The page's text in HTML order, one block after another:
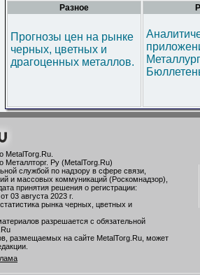
Разное
Прогнозы цен на рынке
черных, цветных и
драгоценных металлов.
MetalTorg.Ru
Металлторг. Ру (MetalTorg.Ru)
службой по надзору в сфере связи,
и массовых коммуникаций (Роскомнадзор),
принятия решения о регистрации:
03 августа 2023 г.
рынка черных, цветных и
разрешается с обязательной
размещаемых на сайте MetalTorg.Ru, может